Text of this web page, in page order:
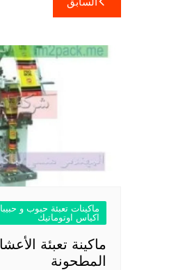
المقالات
ماكينات تعبئة حبوب و
اكياس اوتوماتيك
ماكينة تعبئة
المطحونة